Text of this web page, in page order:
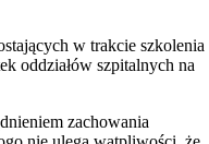
w trakcie szkolenia
oddziałów szpitalnych na
zachowania